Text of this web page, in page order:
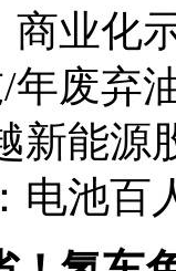
商业化
年废弃
新能源
电池百